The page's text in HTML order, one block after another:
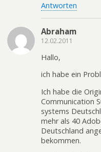
Antworten
Abraham
12.02.2011
Hallo,
ich habe ein
Ich habe die
Communication
systems
mehr als 40
Deutschland
bekommen.